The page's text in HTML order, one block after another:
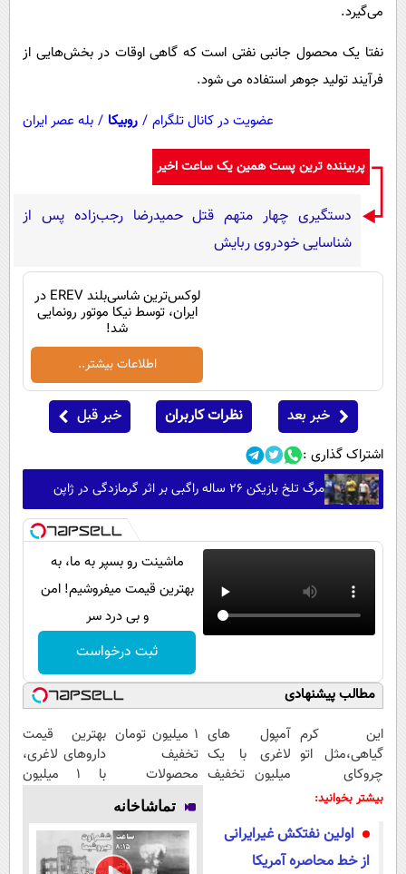
گوناگون
فرهنگی
بین الملل
اجتماعی
حیات وحش
سیاست خارجی
می‌گیرد.
نفتا یک محصول جانبی نفتی است که گاهی اوقات در بخش‌هایی از
فرآیند تولید جوهر استفاده می‌ شود.
عضویت در کانال تلگرام / روبیکا / بله عصر ایران
پربیننده ترین پست همین یک ساعت اخیر
دستگیری چهار متهم قتل حمیدرضا رجب‌زاده پس از
شناسایی خودروی ربایش
لوکس‌ترین شاسی‌بلند EREV در
ایران، توسط نیکا موتور رونمایی
شد!
اطلاعات بیشتر..
خبر بعد نظرات کاربران خبر قبل
اشتراک گذاری :
مرگ تلخ بازیکن ۲۶ ساله راگبی بر اثر گرمازدگی در ژاپن
ماشینت رو بسپر به ما، به
بهترین قیمت میفروشیم! امن
و بی درد سر
ثبت درخواست
مطالب پیشنهادی
این کرم
گیاهی،مثل اتو
چروکای
پوستتوصاف
آمپول های
لاغری با یک
میلیون تخفیف
معتبر
۱ میلیون تومان
تخفیف
محصولات
لاغری؛ یک قدم
نزدیک‌تر به
شروع کاهش
وزن
بهترین قیمت
داروهای لاغری،
با ۱ میلیون
بیشتر بخوانید:
اولین نفتکش غیرایرانی
از خط محاصره آمریکا
تماشاخانه